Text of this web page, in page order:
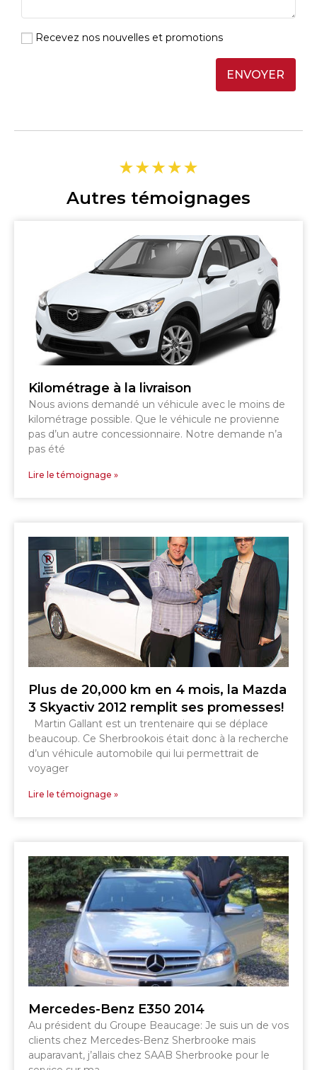
Recevez nos nouvelles et promotions
ENVOYER
Autres témoignages
Kilométrage à la livraison
Nous avions demandé un véhicule avec le moins de
kilométrage possible. Que le véhicule ne provienne
pas d’un autre concessionnaire. Notre demande n’a
pas été
Lire le témoignage »
Plus de 20,000 km en 4 mois, la Mazda
3 Skyactiv 2012 remplit ses promesses!
Martin Gallant est un trentenaire qui se déplace
beaucoup. Ce Sherbrookois était donc à la recherche
d’un véhicule automobile qui lui permettrait de
voyager
Lire le témoignage »
Mercedes-Benz E350 2014
Au président du Groupe Beaucage: Je suis un de vos
clients chez Mercedes-Benz Sherbrooke mais
auparavant, j’allais chez SAAB Sherbrooke pour le
SHERBROOKE
SHERBROOKE
ST-HYACINTHE
GRANBY
DRUMMONDVILLE
VICTORIAVILLE
SHERBROOKE
GRANBY
MAGOG
ST-HYACINTHE